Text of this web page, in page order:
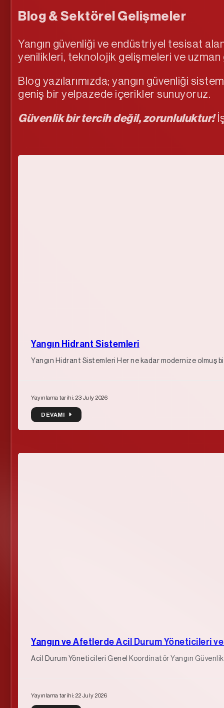
Blog & Sektörel Gelişmeler
Yangın güvenliği ve endüstriyel tesisat
yenilikleri, teknolojik gelişmeleri ve uzman
Blog yazılarımızda; yangın güvenliği
geniş bir yelpazede içerikler sunuyoruz.
Güvenlik bir tercih değil, zorunluluktur!
Yangın Hidrant Sistemleri
Yangın Hidrant Sistemleri Her ne kadar modernize olmuş
Yayınlama tarihi: 23 July 2026
DEVAMI
DEVAMI
Yangın ve Afetlerde Acil Durum Yöneticileri
Acil Durum Yöneticileri Genel Koordinatör Yangın
Yayınlama tarihi: 22 July 2026
DEVAMI